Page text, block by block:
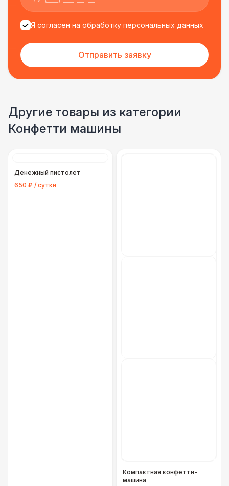
Я согласен на обработку персональных данных
Отправить заявку
Другие товары из категории
Конфетти машины
Денежный пистолет
650 ₽ / сутки
Компактная конфетти-
машина